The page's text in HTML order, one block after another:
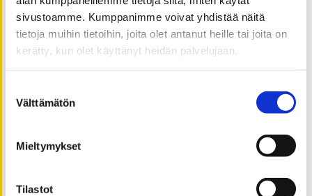
sivustoamme. Kumppanimme voivat yhdistää näitä
tietoja muihin tietoihin, joita olet antanut heille tai joita on
kerätty, kun olet käyttänyt heidän palvelujaan.
valinta
Välttämätön
Mieltymykset
Tilastot
elokuu 2024
kesäkuu 2024
lokakuu 2021
helmikuu 2021